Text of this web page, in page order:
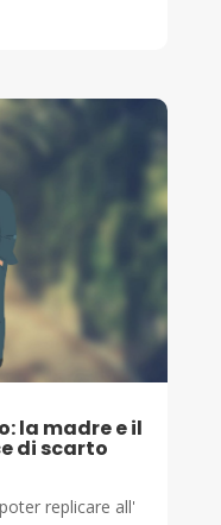
la madre e il
di scarto
replicare all'